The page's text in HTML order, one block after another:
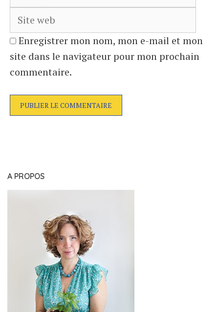
Enregistrer mon nom, mon e-mail et mon
site dans le navigateur pour mon prochain
commentaire.
A PROPOS